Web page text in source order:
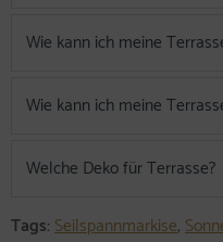
Wie kann ich meine
Wie kann ich meine
Welche Deko für Terrasse?
Tags:Seilspannmarkise,